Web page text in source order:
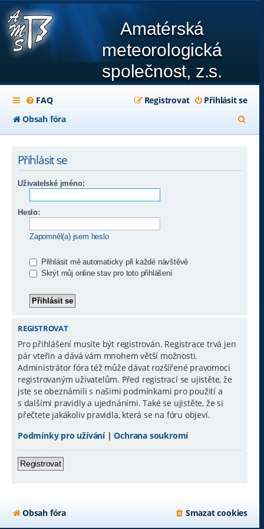
Amatérská
meteorologická
společnost, z.s.
FAQ Přihlásit se
Registrovat
Obsah fóra
l
Přihlásit se
Uživatelské jméno:
Heslo:
Zapomněl(a) jsem heslo
Přihlásit mě automaticky při každé návštěvě
Skrýt můj online stav pro toto přihlášení
REGISTROVAT
Pro přihlášení musíte být registrován. Registrace trvá jen
pár vteřin a dává vám mnohem větší možnosti.
Administrátor fóra též může dávat rozšířené pravomoci
registrovaným uživatelům. Před registrací se ujistěte, že
jste se obeznámili s našimi podmínkami pro použití a
s dalšími pravidly a ujednáními. Také se ujistěte, že si
přečtete jakákoliv pravidla, která se na fóru objeví.
Podmínky pro užívání|Ochrana soukromí
Registrovat
Obsah fóra Smazat cookies